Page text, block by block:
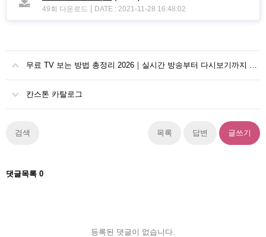
49회 다운로드 DATE : 2021-11-28 16:48:02
무료 TV 보는 방법 총정리 2026｜실시간 방송부터 다시보기까지 무료티비다시보기
칸스톤 카탈로그
검색 목록 답변 글쓰기
댓글목록 0
등록된 댓글이 없습니다.